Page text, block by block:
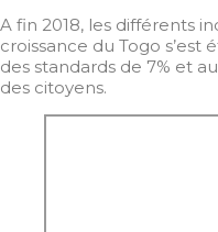
A fin 2018, les différents
croissance du Togo s’est
des standards de 7% et
des citoyens.